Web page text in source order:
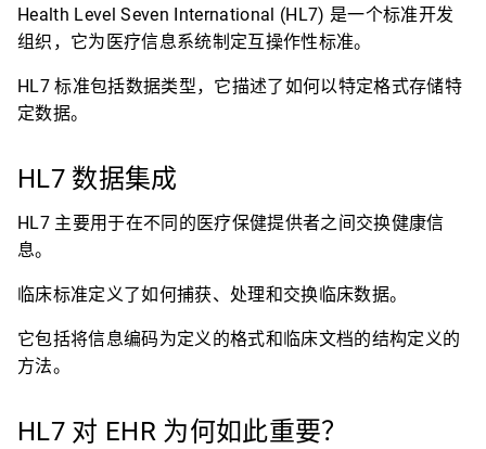
Health Level Seven International (HL7) 是一个标准开发
组织，它为医疗信息系统制定互操作性标准。
HL7 标准包括数据类型，它描述了如何以特定格式存储特
定数据。
HL7 数据集成
HL7 主要用于在不同的医疗保健提供者之间交换健康信
息。
临床标准定义了如何捕获、处理和交换临床数据。
它包括将信息编码为定义的格式和临床文档的结构定义的
方法。
HL7 对 EHR 为何如此重要？